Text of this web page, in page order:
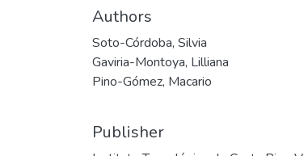
Authors
Soto-Córdoba, Silvia
Gaviria-Montoya, Lilliana
Pino-Gómez, Macario
Publisher